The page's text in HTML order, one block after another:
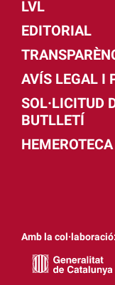
LVL
EDITORIAL
AVÍS LEGAL I
SOL·LICITUD
BUTLLETÍ
HEMEROTECA
Amb la col·laboració: